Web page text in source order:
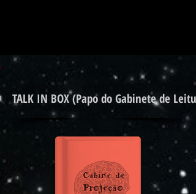
TALK IN BOX (Papo do Gabinete de